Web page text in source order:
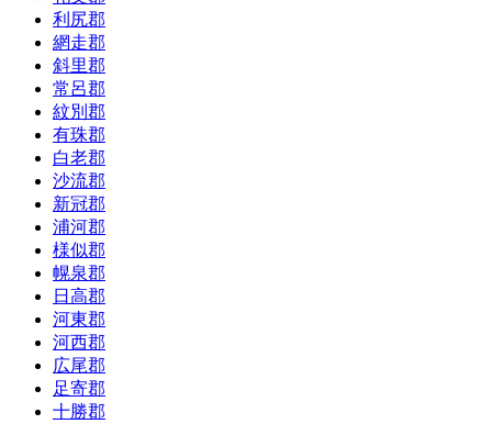
利尻郡
網走郡
斜里郡
常呂郡
紋別郡
有珠郡
白老郡
沙流郡
新冠郡
浦河郡
様似郡
幌泉郡
日高郡
河東郡
河西郡
広尾郡
足寄郡
十勝郡